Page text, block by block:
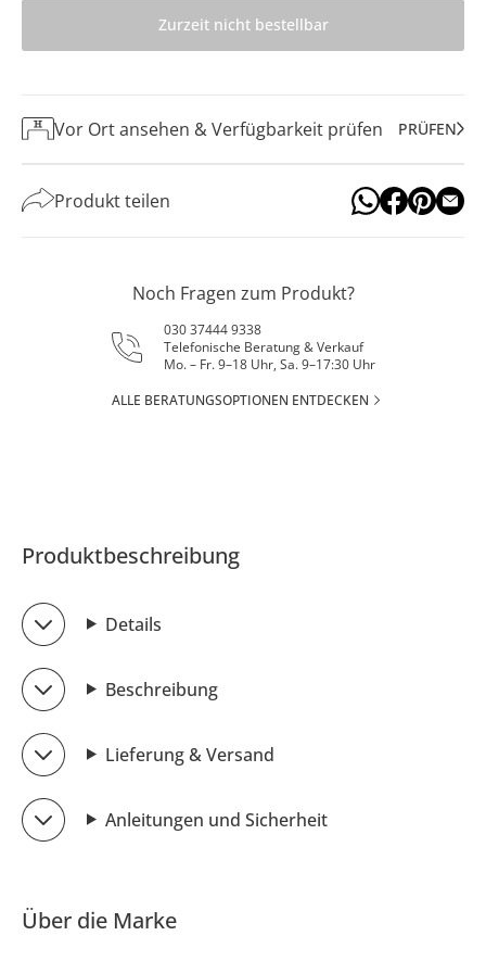
Zurzeit nicht bestellbar
Vor Ort ansehen & Verfügbarkeit prüfen PRÜFEN
Produkt teilen
Noch Fragen zum Produkt?
030 37444 9338
Telefonische Beratung & Verkauf
Mo. – Fr. 9–18 Uhr, Sa. 9–17:30 Uhr
ALLE BERATUNGSOPTIONEN ENTDECKEN
Produktbeschreibung
Details
Beschreibung
Lieferung & Versand
Anleitungen und Sicherheit
Über die Marke